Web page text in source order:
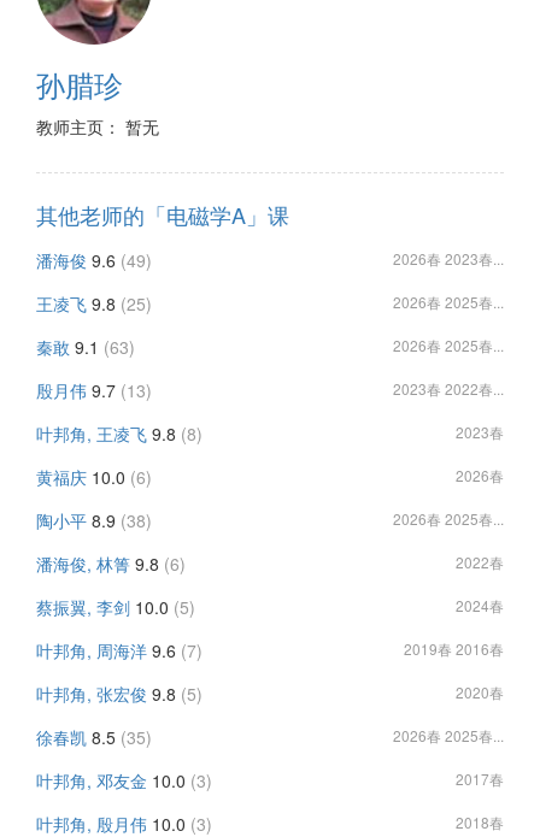
孙腊珍
教师主页： 暂无
其他老师的「电磁学A」课
潘海俊 9.6 (49) 2026春 2023春...
王凌飞 9.8 (25) 2026春 2025春...
秦敢 9.1 (63) 2026春 2025春...
殷月伟 9.7 (13) 2023春 2022春...
叶邦角, 王凌飞 9.8 (8) 2023春
黄福庆 10.0 (6) 2026春
陶小平 8.9 (38) 2026春 2025春...
潘海俊, 林箐 9.8 (6) 2022春
蔡振翼, 李剑 10.0 (5) 2024春
叶邦角, 周海洋 9.6 (7) 2019春 2016春
叶邦角, 张宏俊 9.8 (5) 2020春
徐春凯 8.5 (35) 2026春 2025春...
叶邦角, 邓友金 10.0 (3) 2017春
叶邦角, 殷月伟 10.0 (3) 2018春